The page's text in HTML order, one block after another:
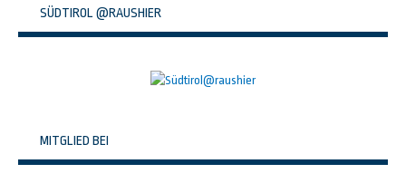
SÜDTIROL @RAUSHIER
MITGLIED BEI